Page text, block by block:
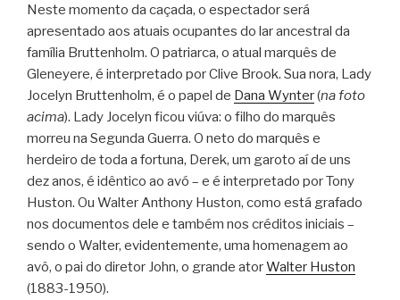
Neste momento da caçada, o espectador será
apresentado aos atuais ocupantes do lar ancestral da
família Bruttenholm. O patriarca, o atual marquês de
Gleneyere, é interpretado por Clive Brook. Sua nora, Lady
Jocelyn Bruttenholm, é o papel de Dana Wynter(na foto
acima). Lady Jocelyn ficou viúva: o filho do marquês
morreu na Segunda Guerra. O neto do marquês e
herdeiro de toda a fortuna, Derek, um garoto aí de uns
dez anos, é idêntico ao avó – e é interpretado por Tony
Huston. Ou Walter Anthony Huston, como está grafado
nos documentos dele e também nos créditos iniciais –
sendo o Walter, evidentemente, uma homenagem ao
avô, o pai do diretor John, o grande atorWalter Huston
(1883-1950).